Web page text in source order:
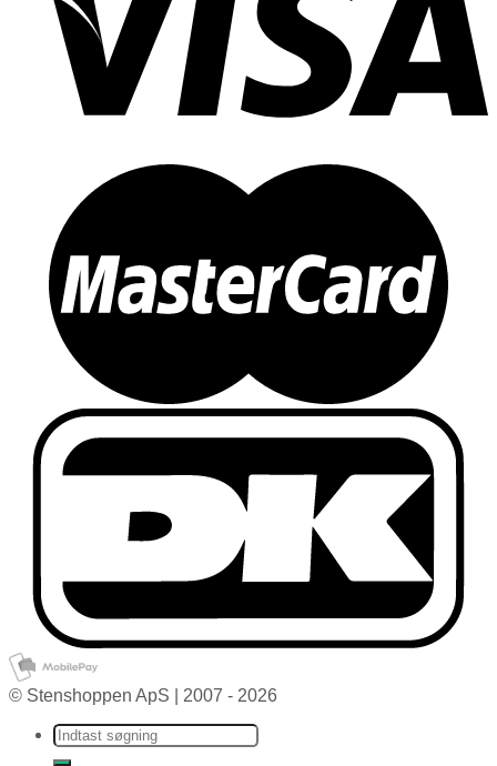
© Stenshoppen ApS | 2007 - 2026
Søg efter: